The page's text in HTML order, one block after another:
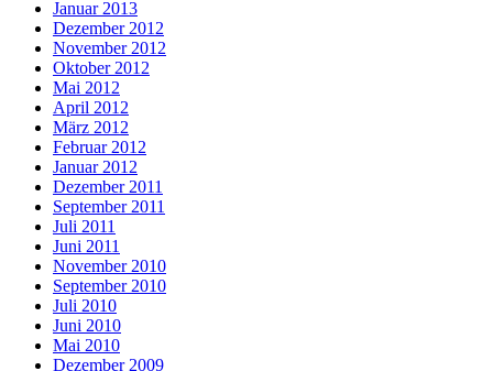
Januar 2013
Dezember 2012
November 2012
Oktober 2012
Mai 2012
April 2012
März 2012
Februar 2012
Januar 2012
Dezember 2011
September 2011
Juli 2011
Juni 2011
November 2010
September 2010
Juli 2010
Juni 2010
Mai 2010
Dezember 2009